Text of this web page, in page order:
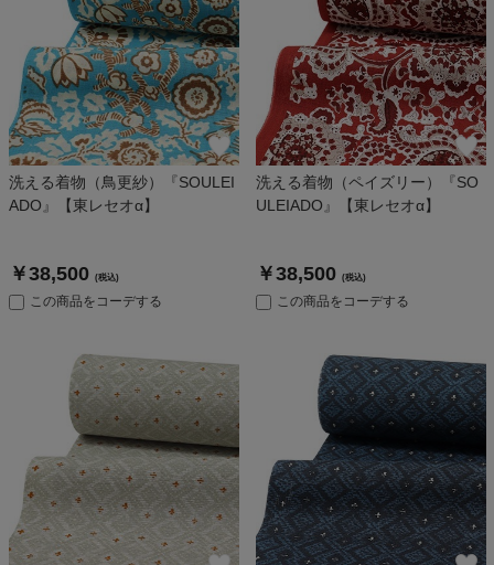
洗える着物（鳥更紗）『SOULEI
ADO』【東レセオα】
￥38,500 (税込)
この商品をコーデする
洗える着物（ペイズリー）『SO
ULEIADO』【東レセオα】
￥38,500 (税込)
この商品をコーデする